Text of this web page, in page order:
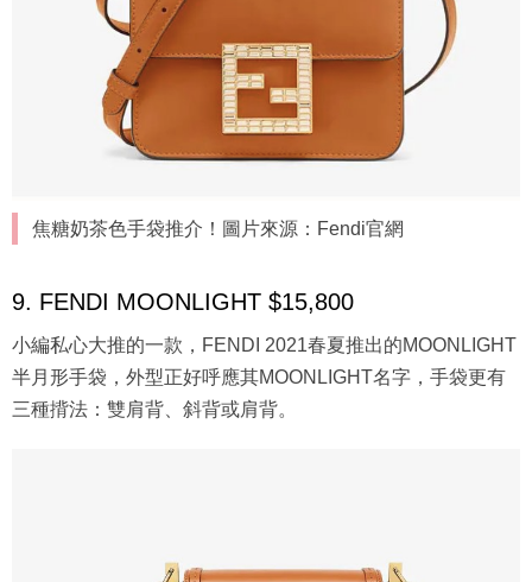
焦糖奶茶色手袋推介！圖片來源：Fendi官網
9. FENDI MOONLIGHT $15,800
小編私心大推的一款，FENDI 2021春夏推出的MOONLIGHT
半月形手袋，外型正好呼應其MOONLIGHT名字，手袋更有
三種揹法：雙肩背、斜背或肩背。